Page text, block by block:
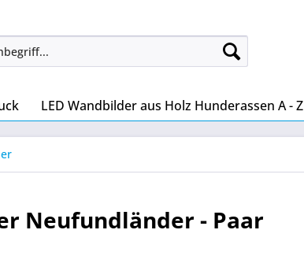
LED Wandbilder aus Holz Hunderassen A - Z
Neufundländer - Paar